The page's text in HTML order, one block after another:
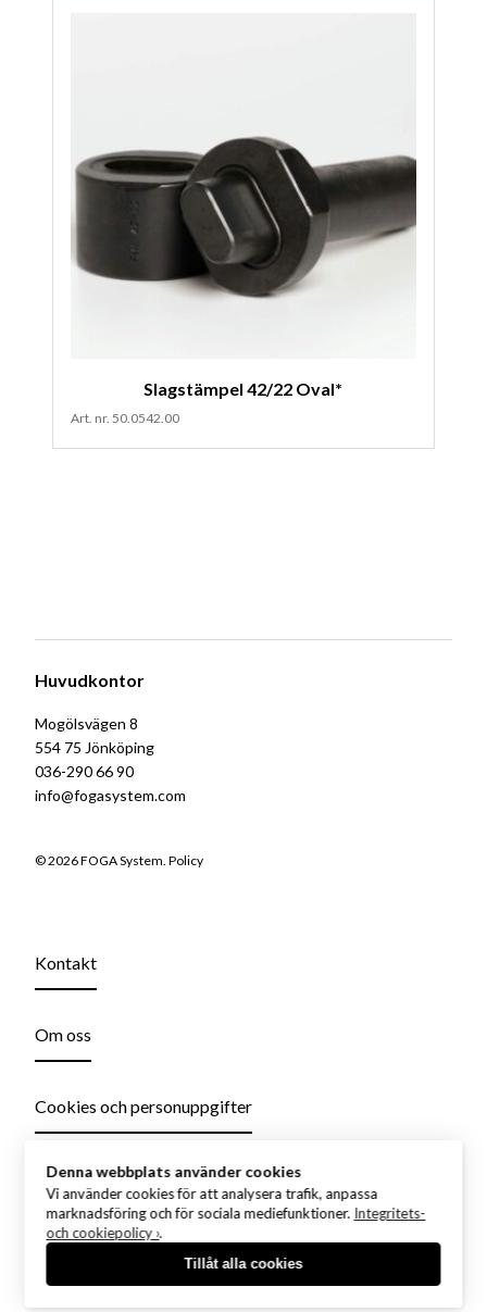
Slagstämpel 42/22 Oval*
Art. nr. 50.0542.00
Huvudkontor
Mogölsvägen 8
554 75 Jönköping
036-290 66 90
info@fogasystem.com
© 2026 FOGA System. Policy
Kontakt
Om oss
Cookies och personuppgifter
Denna webbplats använder cookies
Vi använder cookies för att analysera trafik, anpassa
marknadsföring och för sociala mediefunktioner. Integritets-
och cookiepolicy ›.
Tillåt alla cookies